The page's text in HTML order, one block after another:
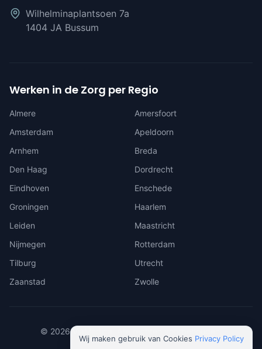
Wilhelminaplantsoen 7a
1404 JA Bussum
Werken in de Zorg per Regio
Almere
Amersfoort
Amsterdam
Apeldoorn
Arnhem
Breda
Den Haag
Dordrecht
Eindhoven
Enschede
Groningen
Haarlem
Leiden
Maastricht
Nijmegen
Rotterdam
Tilburg
Utrecht
Zaanstad
Zwolle
© 2026ViaMedica. Alle rechten voorbehouden.
Wij maken gebruik van Cookies Privacy Policy